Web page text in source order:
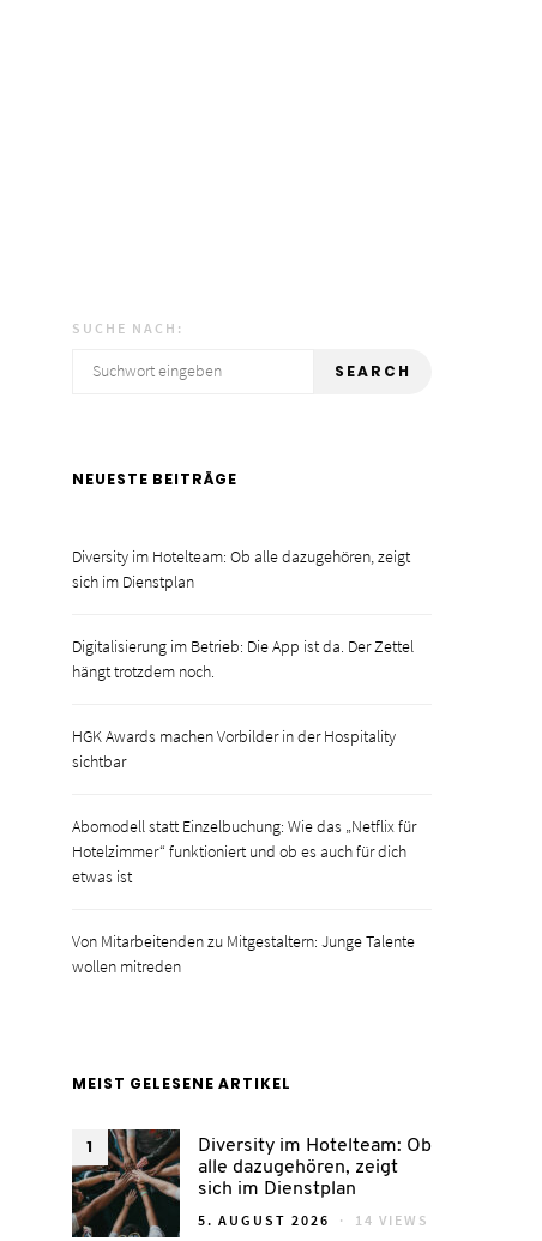
Wellness reloaded: Wie du
POSTED
18. FEBRUAR 2026
SUCHE NACH:
SEARCH
NEUESTE BEITRÄGE
Diversity im Hotelteam: Ob alle dazugehören, zeigt
sich im Dienstplan
Digitalisierung im Betrieb: Die App ist da. Der Zettel
hängt trotzdem noch.
HGK Awards machen Vorbilder in der Hospitality
sichtbar
Abomodell statt Einzelbuchung: Wie das „Netflix für
Hotelzimmer“ funktioniert und ob es auch für dich
etwas ist
Von Mitarbeitenden zu Mitgestaltern: Junge Talente
wollen mitreden
MEIST GELESENE ARTIKEL
1
Diversity im Hotelteam: Ob
alle dazugehören, zeigt
sich im Dienstplan
POSTED
5. AUGUST 2026 14 VIEWS